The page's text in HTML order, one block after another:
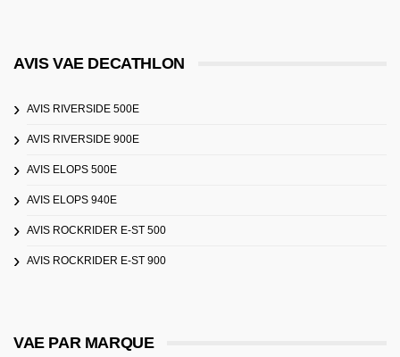
AVIS VAE DECATHLON
AVIS RIVERSIDE 500E
AVIS RIVERSIDE 900E
AVIS ELOPS 500E
AVIS ELOPS 940E
AVIS ROCKRIDER E-ST 500
AVIS ROCKRIDER E-ST 900
VAE PAR MARQUE